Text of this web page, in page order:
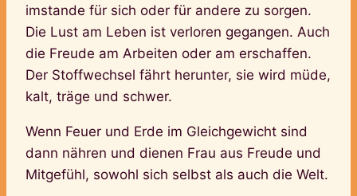
imstande für sich oder für andere zu sorgen.
Die Lust am Leben ist verloren gegangen. Auch
die Freude am Arbeiten oder am erschaffen.
Der Stoffwechsel fährt herunter, sie wird müde,
kalt, träge und schwer.
Wenn Feuer und Erde im Gleichgewicht sind
dann nähren und dienen Frau aus Freude und
Mitgefühl, sowohl sich selbst als auch die Welt.